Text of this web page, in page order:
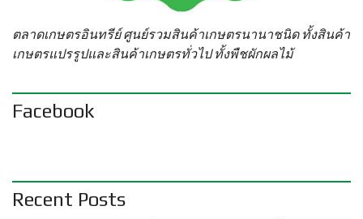
ตลาดเกษตรอินทรีย์ ศูนย์รวมสินค้าเกษตรนานาชนิด ทั้งสินค้า
เกษตรแปรรูปและสินค้าเกษตรทั่วไป ทั้งพืชผักผลไม้
Facebook
Recent Posts